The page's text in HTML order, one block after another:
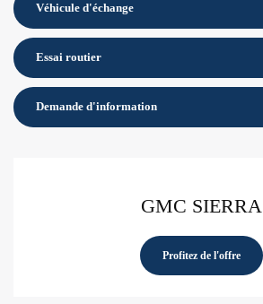
Véhicule d'échange
Essai routier
Demande d'information
GMC SIERRA
Profitez de l'offre